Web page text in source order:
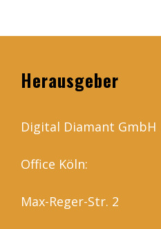
Herausgeber
Digital Diamant GmbH
Office Köln:
Max-Reger-Str. 2